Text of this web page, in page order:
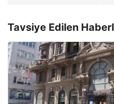
Tavsiye Edilen